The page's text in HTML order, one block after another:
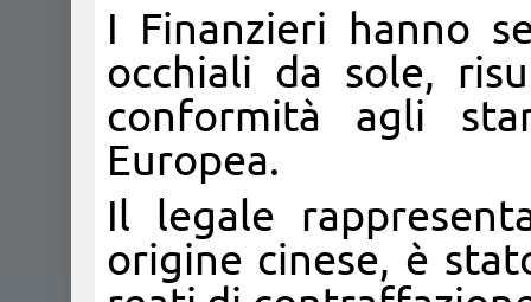
I Finanzieri hanno
occhiali da sole,
conformità agli
Europea.
Il legale
origine cinese, è